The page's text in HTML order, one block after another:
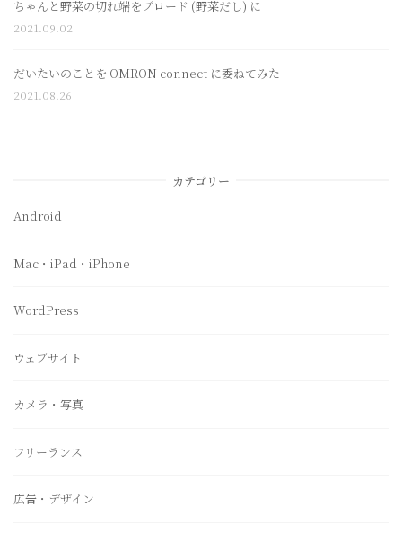
ちゃんと野菜の切れ端をブロード (野菜だし) に
2021.09.02
だいたいのことを OMRON connect に委ねてみた
2021.08.26
カテゴリー
Android
Mac・iPad・iPhone
WordPress
ウェブサイト
カメラ・写真
フリーランス
広告・デザイン